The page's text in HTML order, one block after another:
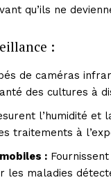
qu’ils ne
:
de caméras
des cultures à
l’humidité et
traitements à
:
les maladies